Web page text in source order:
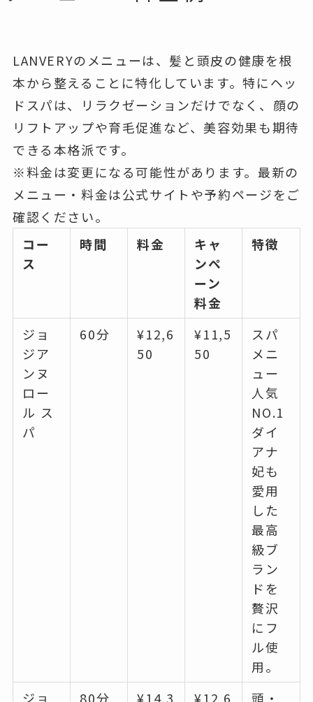
LANVERYのメニューは、髪と頭皮の健康を根
本から整えることに特化しています。特にヘッ
ドスパは、リラクゼーションだけでなく、顔の
リフトアップや育毛促進など、美容効果も期待
できる本格派です。
※料金は変更になる可能性があります。最新の
メニュー・料金は公式サイトや予約ページをご
確認ください。
コー
ス
時間 料金
キャ
ンペ
ーン
料金
特徴
ジョ
ジア
ンヌ
ロー
ル ス
パ
60分
¥12,6
50
¥11,5
50
スパ
メニ
ュー
人気
NO.1
ダイ
アナ
妃も
愛用
した
最高
級ブ
ラン
ドを
贅沢
にフ
ル使
用。
ジョ
80分
¥14,3
¥12,6
頭・